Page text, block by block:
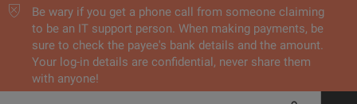
Be wary if you get a phone call from someone claiming
to be an IT support person. When making payments, be
sure to check the payee's bank details and the amount.
Your log-in details are confidential, never share them
with anyone!